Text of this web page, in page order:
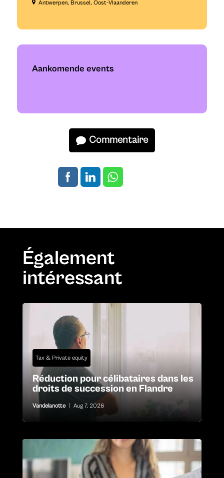
Antwerpen Brussel Oost-Vlaanderen
Aankomende events
Commentaire
Également
intéressant
Tax & Private equity
Réduction pour célibataires dans les
droits de succession en Flandre
Vandelanotte Aug 7, 2026